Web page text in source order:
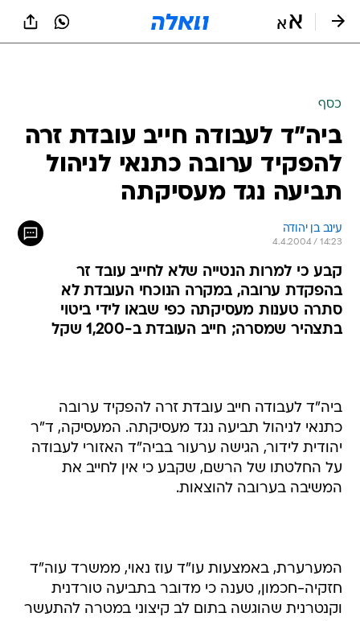
כסף
ביה"ד לעבודה חייב עובדת זרה
להפקיד ערובה כתנאי לניהול
תביעה נגד מעסיקתה
עינב בן יהודה
4.4.2004 / 14:23
קבע כי למרות הנטייה שלא לחייב עובד זר
בהפקדת ערובה, במקרה הנוכחי העובדת לא
סתרה טענות מעסיקתה כפי שבאו לידי ביטוי
בתצהיר שמסרה; חייב העובדת ב-1,200 שקל
ביה"ד לעבודה חייב עובדת זרה להפקיד ערובה
כתנאי לניהול תביעה נגד מעסיקתה. המעסיקה, ד"ר
יהודית לידור, הגישה ערעור בביה"ד האזורי לעבודה
על החלטתו של הרשם, שקבע כי אין לחייב את
המשיבה בערובה להוצאות.
המערערת, באמצעות עו"ד עוז נאוי, ממשרד עוה"ד
חזקיה-חכמון, טענה כי מדובר בתביעה טורדנית
וקנטרנית שהוגשה בתום לב קיצוני במטרה להתעשר